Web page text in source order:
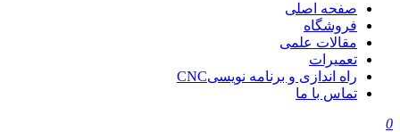
صفحه اصلی
فروشگاه
مقالات علمی
تعمیرات
راه اندازی و برنامه نویسیCNC
تماس با ما
0